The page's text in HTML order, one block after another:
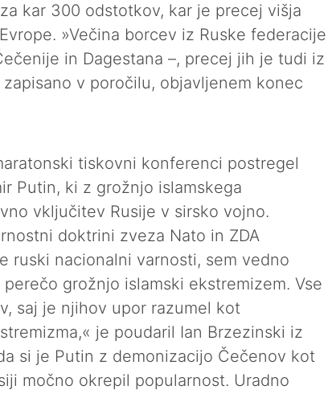
kar 300 odstotkov, kar je precej višja
»Večina borcev iz Ruske federacije
in Dagestana –, precej jih je tudi iz
v poročilu, objavljenem konec
tiskovni konferenci postregel
Putin, ki z grožnjo islamskega
vključitev Rusije v sirsko vojno.
doktrini zveza Nato in ZDA
ruski nacionalni varnosti, sem vedno
grožnjo islamski ekstremizem. Vse
saj je njihov upor razumel kot
je poudaril Ian Brzezinski iz
si je Putin z demonizacijo Čečenov kot
močno okrepil popularnost. Uradno